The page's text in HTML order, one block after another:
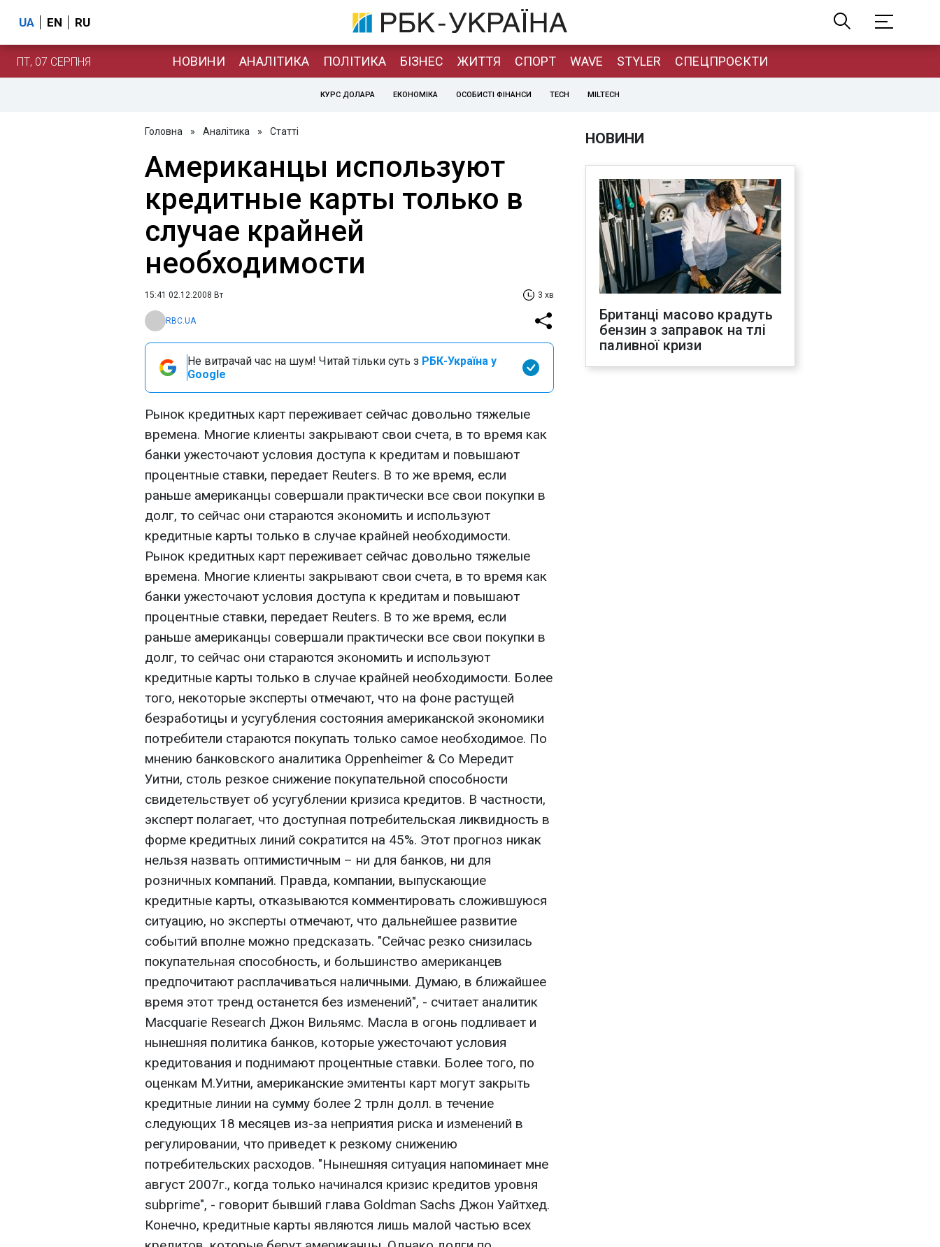
UA EN RU
ПТ, 07 СЕРПНЯ НОВИНИ АНАЛІТИКА ПОЛІТИКА БІЗНЕС ЖИТТЯ СПОРТ WAVE STYLER СПЕЦПРОЄКТИ
КУРС ДОЛАРА ЕКОНОМІКА ОСОБИСТІ ФІНАНСИ TECH MILTECH
Головна » Аналітика » Статті
Американцы используют
кредитные карты только в
случае крайней
необходимости
15:41 02.12.2008 Вт 3 хв
RBC.UA
Не витрачай час на шум! Читай тільки суть з РБК-Україна у
Google
Рынок кредитных карт переживает сейчас довольно тяжелые
времена. Многие клиенты закрывают свои счета, в то время как
банки ужесточают условия доступа к кредитам и повышают
процентные ставки, передает Reuters. В то же время, если
раньше американцы совершали практически все свои покупки в
долг, то сейчас они стараются экономить и используют
кредитные карты только в случае крайней необходимости.
Рынок кредитных карт переживает сейчас довольно тяжелые
времена. Многие клиенты закрывают свои счета, в то время как
банки ужесточают условия доступа к кредитам и повышают
процентные ставки, передает Reuters. В то же время, если
раньше американцы совершали практически все свои покупки в
долг, то сейчас они стараются экономить и используют
кредитные карты только в случае крайней необходимости. Более
того, некоторые эксперты отмечают, что на фоне растущей
безработицы и усугубления состояния американской экономики
потребители стараются покупать только самое необходимое. По
мнению банковского аналитика Oppenheimer & Co Мередит
Уитни, столь резкое снижение покупательной способности
свидетельствует об усугублении кризиса кредитов. В частности,
эксперт полагает, что доступная потребительская ликвидность в
форме кредитных линий сократится на 45%. Этот прогноз никак
нельзя назвать оптимистичным – ни для банков, ни для
розничных компаний. Правда, компании, выпускающие
кредитные карты, отказываются комментировать сложившуюся
ситуацию, но эксперты отмечают, что дальнейшее развитие
событий вполне можно предсказать. "Сейчас резко снизилась
покупательная способность, и большинство американцев
предпочитают расплачиваться наличными. Думаю, в ближайшее
время этот тренд останется без изменений", - считает аналитик
Macquarie Research Джон Вильямс. Масла в огонь подливает и
нынешняя политика банков, которые ужесточают условия
кредитования и поднимают процентные ставки. Более того, по
оценкам М.Уитни, американские эмитенты карт могут закрыть
кредитные линии на сумму более 2 трлн долл. в течение
следующих 18 месяцев из-за неприятия риска и изменений в
регулировании, что приведет к резкому снижению
потребительских расходов. "Нынешняя ситуация напоминает мне
август 2007г., когда только начинался кризис кредитов уровня
subprime", - говорит бывший глава Goldman Sachs Джон Уайтхед.
Конечно, кредитные карты являются лишь малой частью всех
НОВИНИ
Британці масово крадуть
бензин з заправок на тлі
паливної кризи